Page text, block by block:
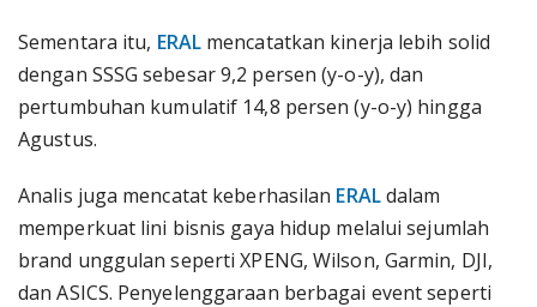
Sementara itu, ERALmencatatkan kinerja lebih solid
dengan SSSG sebesar 9,2 persen (y-o-y), dan
pertumbuhan kumulatif 14,8 persen (y-o-y) hingga
Agustus.
Analis juga mencatat keberhasilan ERALdalam
memperkuat lini bisnis gaya hidup melalui sejumlah
brand unggulan seperti XPENG, Wilson, Garmin, DJI,
dan ASICS. Penyelenggaraan berbagai event seperti